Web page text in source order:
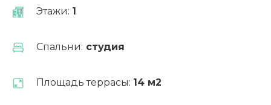
Этажи: 1
Спальни: студия
Площадь террасы: 14 м2